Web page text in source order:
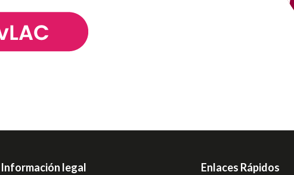
Información legal Enlaces Rápidos